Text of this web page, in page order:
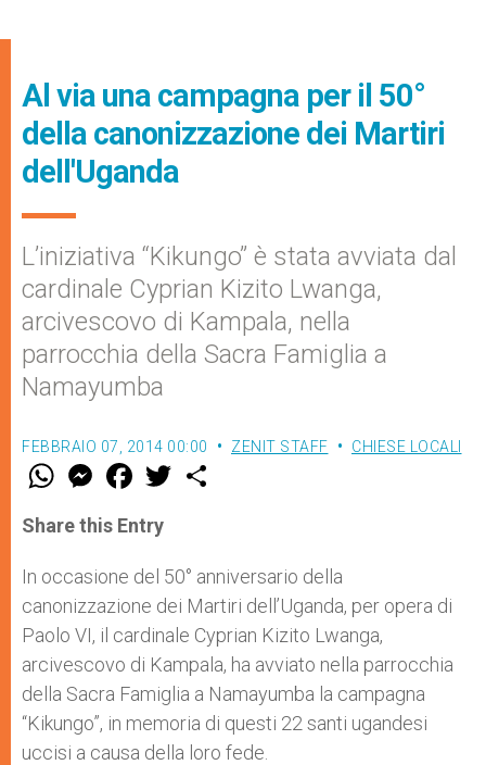
Al via una campagna per il 50°
della canonizzazione dei Martiri
dell'Uganda
L’iniziativa “Kikungo” è stata avviata dal
cardinale Cyprian Kizito Lwanga,
arcivescovo di Kampala, nella
parrocchia della Sacra Famiglia a
Namayumba
FEBBRAIO 07, 2014 00:00 ZENIT STAFF CHIESE LOCALI
W
t
s
p
p
M
e
s
e
g
e
r
F
a
e
b
o
k
w
r
Share this Entry
In occasione del 50° anniversario della
canonizzazione dei Martiri dell’Uganda, per opera di
Paolo VI, il cardinale Cyprian Kizito Lwanga,
arcivescovo di Kampala, ha avviato nella parrocchia
della Sacra Famiglia a Namayumba la campagna
“Kikungo”, in memoria di questi 22 santi ugandesi
uccisi a causa della loro fede.